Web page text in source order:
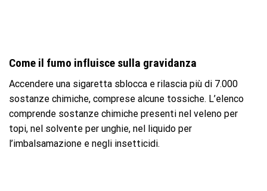
Come il fumo influisce sulla gravidanza
Accendere una sigaretta sblocca e rilascia più di 7.000
sostanze chimiche, comprese alcune tossiche. L’elenco
comprende sostanze chimiche presenti nel veleno per
topi, nel solvente per unghie, nel liquido per
l’imbalsamazione e negli insetticidi.